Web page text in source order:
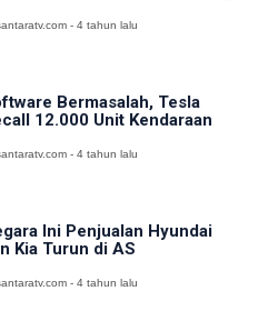
- 4 tahun lalu
Bermasalah, Tesla
12.000 Unit Kendaraan
- 4 tahun lalu
Ini Penjualan Hyundai
Kia Turun di AS
- 4 tahun lalu